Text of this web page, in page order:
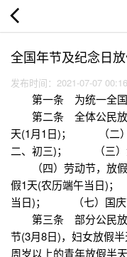
全国年节及纪念日
发布时间：2021-07-07
第一条 为统一全国
第二条 全体公民
天(1月1日)； （二）
二、初三)； （三）清
（四）劳动节，放
假1天(农历端午当日)
当日)； （七）国庆节
第三条 部分公民
节(3月8日)，妇女放
周岁以上的青年放假